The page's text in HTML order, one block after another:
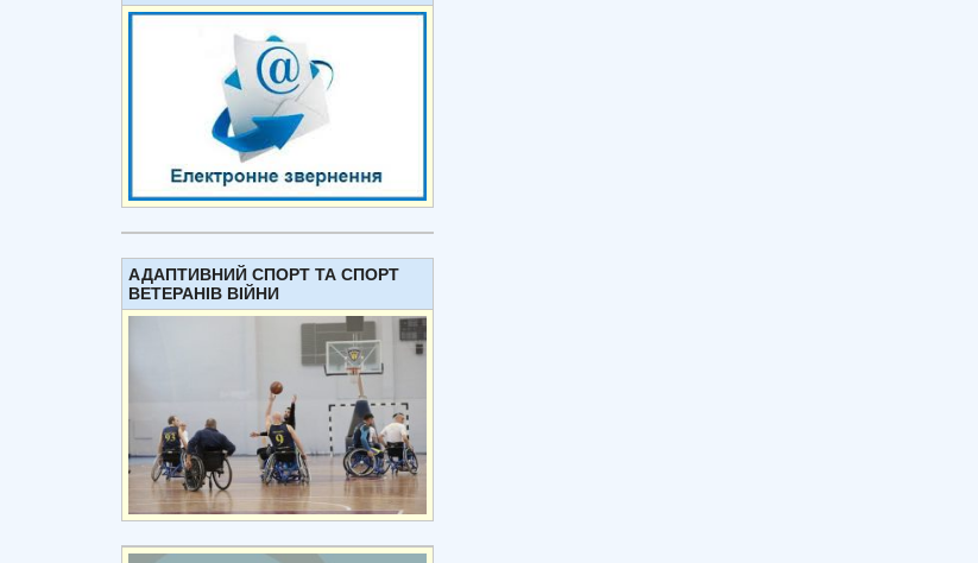
АДАПТИВНИЙ СПОРТ ТА СПОРТ
ВЕТЕРАНІВ ВІЙНИ